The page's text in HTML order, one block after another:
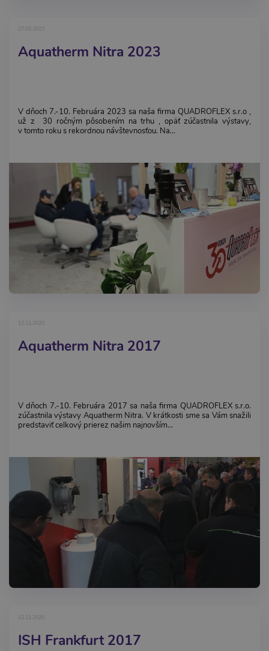
Aquatherm Nitra 2023
V dňoch 7.-10. Februára 2023 sa naša firma QUADROFLEX s.r.o ,
už z 30 ročným pôsobením na trhu , opäť zúčastnila výstavy,
v tomto roku s rekordnou návštevnosťou. Na...
Aquatherm Nitra 2017
V dňoch 7.-10. Februára 2017 sa naša firma QUADROFLEX s.r.o.
zúčastnila výstavy Aquatherm Nitra. V krátkosti sme sa Vám snažili
predstaviť celkový prierez našim najnovším...
ISH Frankfurt 2017